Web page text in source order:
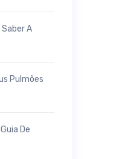
Saber A
Pulmões
De